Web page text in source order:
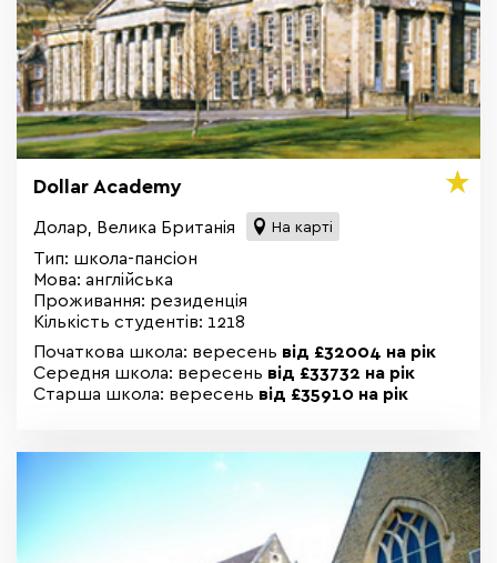
Dollar Academy
Долар, Велика Британія На карті
Тип: школа-пансіон
Мова: англійська
Проживання: резиденція
Кількість студентів: 1218
Початкова школа: вересень від £32004 на рік
Середня школа: вересень від £33732 на рік
Старша школа: вересень від £35910 на рік